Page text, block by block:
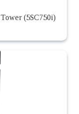
(5SC750i)